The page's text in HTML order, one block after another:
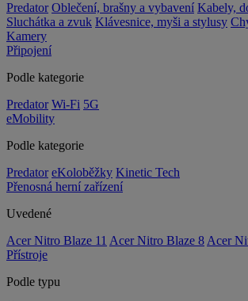
Predator Oblečení, brašny a vybavení Kabely,
Sluchátka a zvuk Klávesnice, myši a stylusy
Kamery
Připojení
Podle kategorie
Predator Wi-Fi 5G
eMobility
Podle kategorie
Predator eKoloběžky Kinetic Tech
Přenosná herní zařízení
Uvedené
Acer Nitro Blaze 11 Acer Nitro Blaze 8 Acer
Přístroje
Podle typu